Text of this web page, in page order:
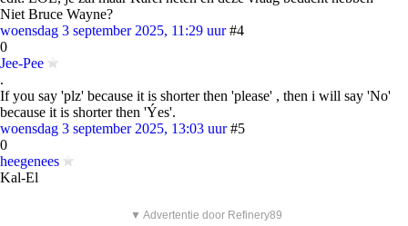
Niet Bruce Wayne?
woensdag 3 september 2025, 11:29 uur #4
0
Jee-Pee
.
If you say 'plz' because it is shorter then 'please' , then i will say 'No'
because it is shorter then 'Ýes'.
woensdag 3 september 2025, 13:03 uur #5
0
heegenees
Kal-El
▼ Advertentie door Refinery89